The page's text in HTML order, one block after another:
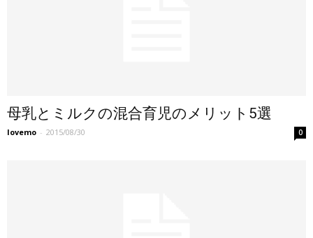
母乳とミルクの混合育児のメリット5選
lovemo - 2015/08/30 0